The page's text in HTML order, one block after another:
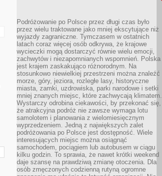
Podróżowanie po Polsce przez długi czas było
przez wielu traktowane jako mniej ekscytujące niż
wyjazdy zagraniczne. Tymczasem w ostatnich
latach coraz więcej osób odkrywa, że krajowe
wycieczki mogą dostarczyć równie wielu emocji,
zachwytów i niezapomnianych wspomnień. Polska
jest krajem zaskakująco różnorodnym. Na
stosunkowo niewielkiej przestrzeni można znaleźć
morze, góry, jeziora, rozległe lasy, historyczne
miasta, zamki, uzdrowiska, parki narodowe i setki
mniej znanych miejsc, które zachwycają klimatem.
Wystarczy odrobina ciekawości, by przekonać się,
że atrakcyjna podróż nie zawsze wymaga lotu
samolotem i planowania z wielomiesięcznym
wyprzedzeniem. Jedną z największych zalet
podróżowania po Polsce jest dostępność. Wiele
interesujących miejsc można osiągnąć
samochodem, pociągiem lub autobusem w ciągu
kilku godzin. To sprawia, że nawet krótki weekend
daje szansę na prawdziwą zmianę otoczenia. Dla
osób zmęczonych codzienną rutyną ogromne